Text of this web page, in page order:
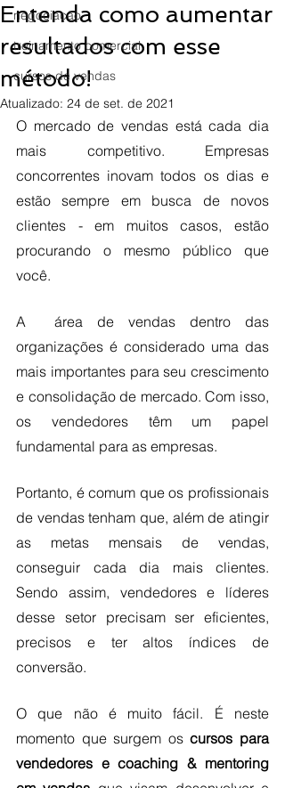
negociação
treinamento comercial
cursos de vendas
Entenda como aumentar
resultados com esse
método!
Atualizado: 24 de set. de 2021
O mercado de vendas está cada dia
mais competitivo. Empresas
concorrentes inovam todos os dias e
estão sempre em busca de novos
clientes - em muitos casos, estão
procurando o mesmo público que
você.
A  área de vendas dentro das
organizações é considerado uma das
mais importantes para seu crescimento
e consolidação de mercado. Com isso,
os vendedores têm um papel
fundamental para as empresas.
Portanto, é comum que os profissionais
de vendas tenham que, além de atingir
as metas mensais de vendas,
conseguir cada dia mais clientes.
Sendo assim, vendedores e líderes
desse setor precisam ser eficientes,
precisos e ter altos índices de
conversão.
O que não é muito fácil. É neste
momento que surgem os cursos para
vendedores e coaching & mentoring